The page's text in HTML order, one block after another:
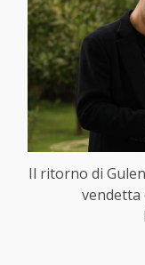
Il ritorno di
vendetta